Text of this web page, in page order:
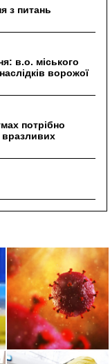
з питань
в.о. міського
ворожої
потрібно
вразливих